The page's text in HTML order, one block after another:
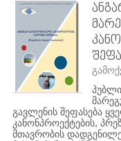
გავლენის შეფასება
კანონპროექტების,
მთავრობის